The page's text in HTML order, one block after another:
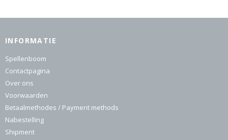
INFORMATIE
Spellenboom
Contactpagina
Over ons
Voorwaarden
Betaalmethodes / Payment methods
Nabestelling
Shipment